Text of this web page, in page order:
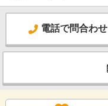
電話で問合わせ